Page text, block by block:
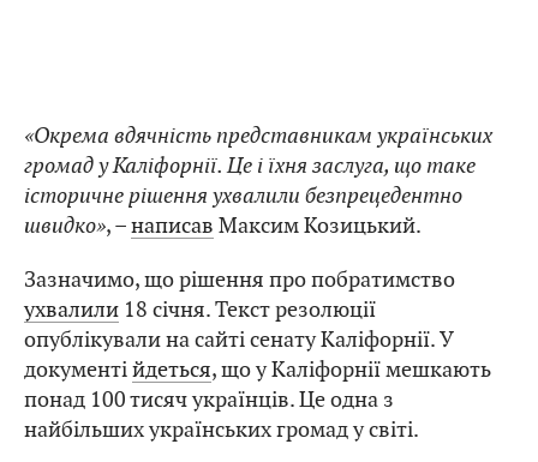
«Окрема вдячність представникам українських
громад у Каліфорнії. Це і їхня заслуга, що таке
історичне рішення ухвалили безпрецедентно
швидко», –написав Максим Козицький.
Зазначимо, що рішення про побратимство
ухвалили 18 січня. Текст резолюції
опублікували на сайті сенату Каліфорнії. У
документійдеться, що у Каліфорнії мешкають
понад 100 тисяч українців. Це одна з
найбільших українських громад у світі.